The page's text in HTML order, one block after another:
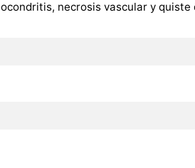
necrosis vascular y quiste